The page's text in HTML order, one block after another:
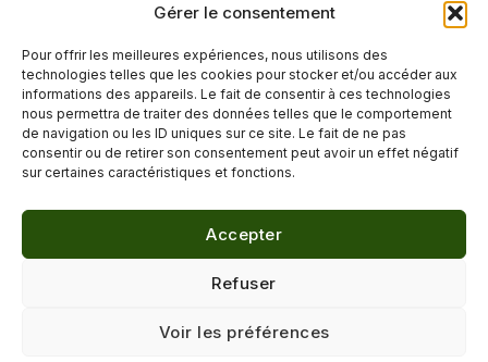
Gérer le consentement
Pour offrir les meilleures expériences, nous utilisons des
technologies telles que les cookies pour stocker et/ou accéder aux
informations des appareils. Le fait de consentir à ces technologies
nous permettra de traiter des données telles que le comportement
de navigation ou les ID uniques sur ce site. Le fait de ne pas
consentir ou de retirer son consentement peut avoir un effet négatif
sur certaines caractéristiques et fonctions.
Accepter
Refuser
Voir les préférences
alcol (che riduce il sonno profondo anche in piccole quantità) e
meccanismi del sonnospiega perché il sonno profondo è
insostituibile.
←Articolo precedente Articolo successivo→
Confidentialité·